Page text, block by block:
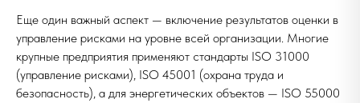
Еще один важный аспект — включение результатов оценки в
управление рисками на уровне всей организации. Многие
крупные предприятия применяют стандарты ISO 31000
(управление рисками), ISO 45001 (охрана труда и
безопасность), а для энергетических объектов — ISO 55000